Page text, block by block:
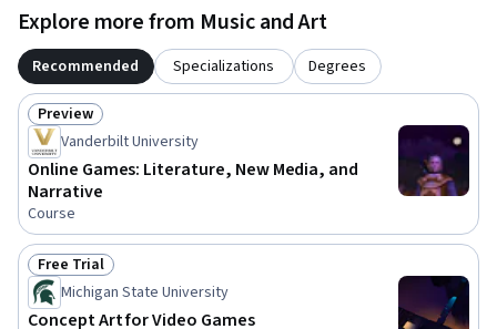
Explore more from Music and Art
Recommended Specializations Degrees
Status: Preview
Preview
Vanderbilt University
Online Games: Literature, New Media, and
Narrative
Course
Status: Free Trial
Free Trial
Michigan State University
Concept Art for Video Games